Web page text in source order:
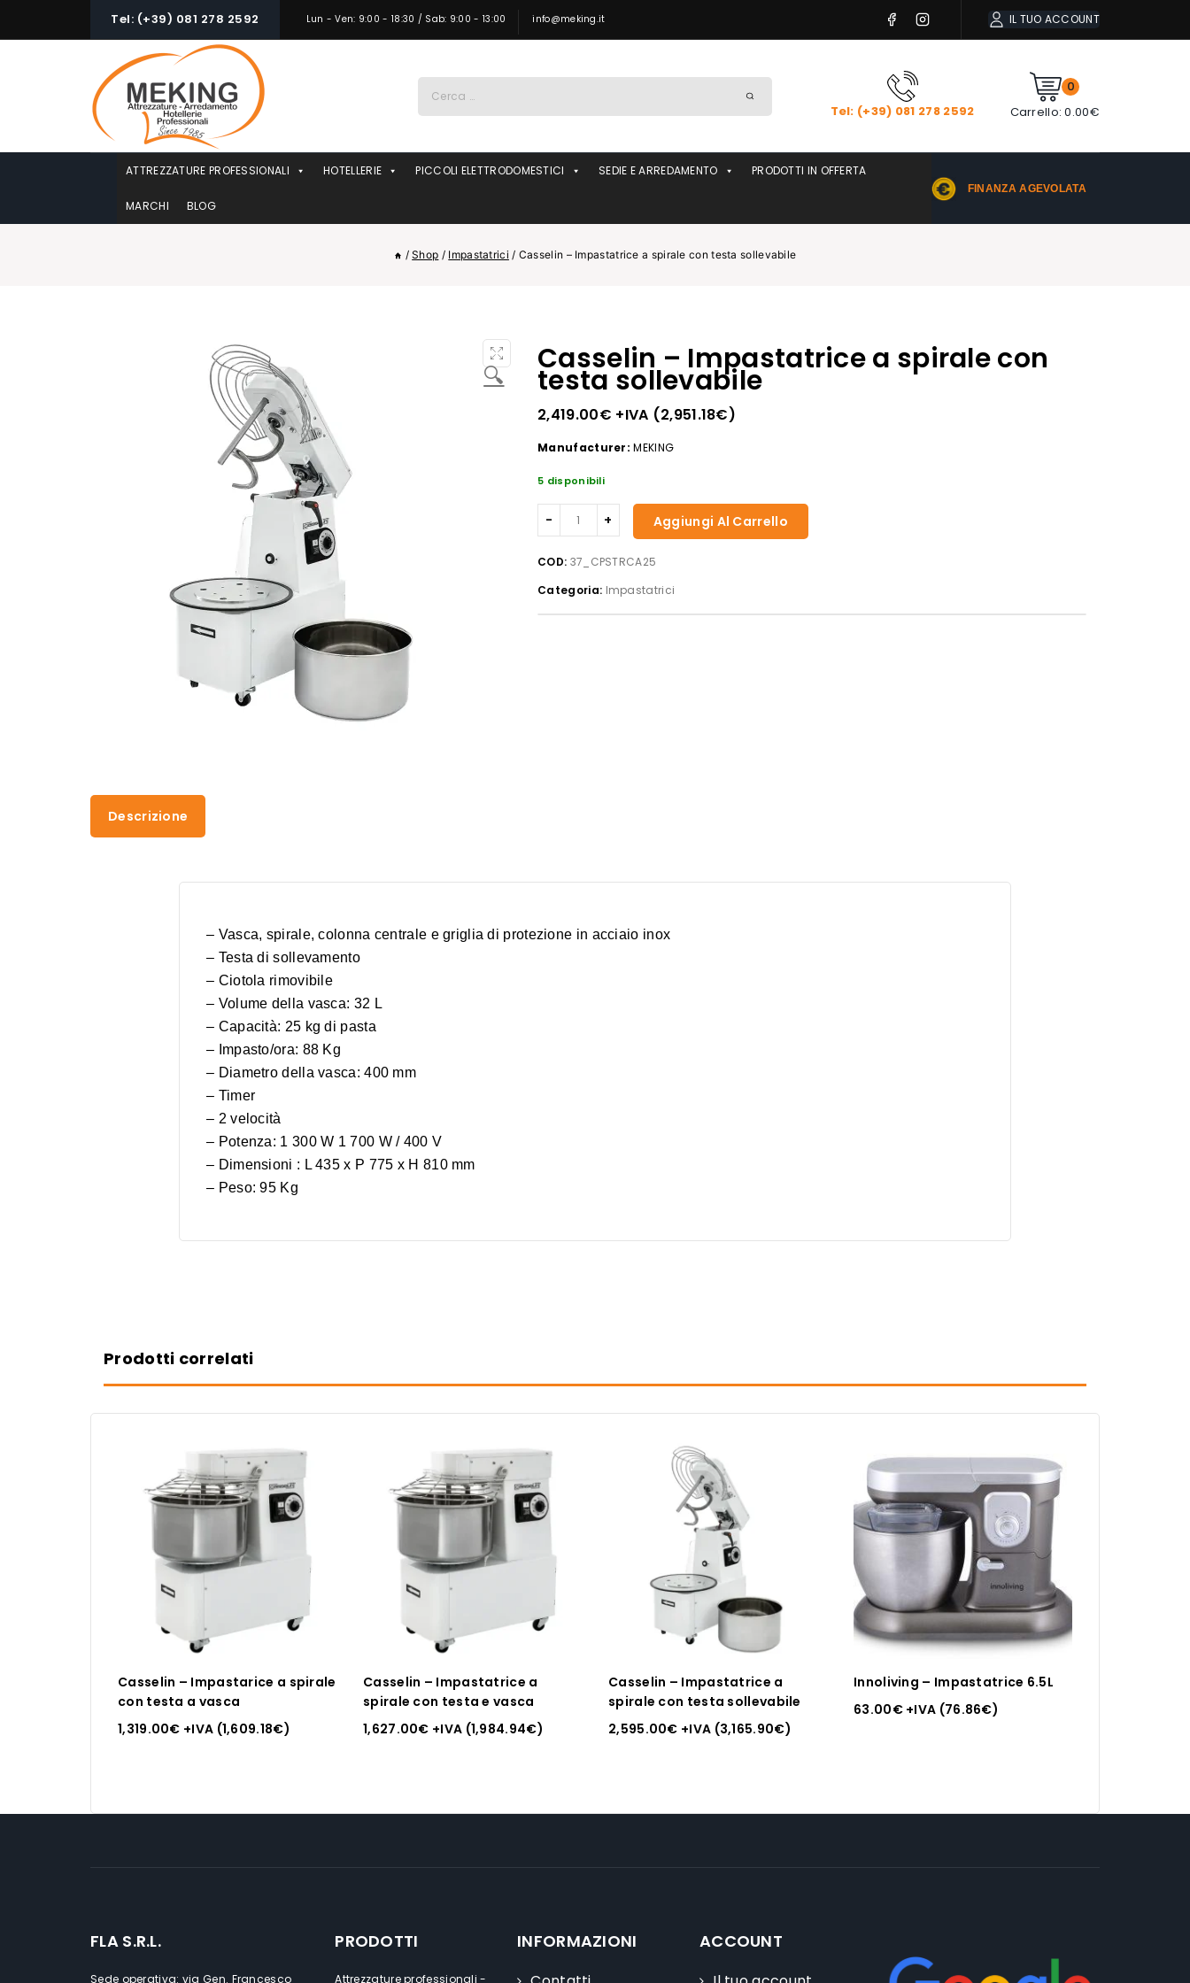
Tel: (+39) 081 278 2592 Lun - Ven: 9:00 - 18:30 / Sab: 9:00 - 13:00 info@meking.it IL TUO ACCOUNT
per:
Tel: (+39) 081 278 2592
0
Carrello: 0.00€
ATTREZZATURE PROFESSIONALI HOTELLERIE PICCOLI ELETTRODOMESTICI SEDIE E ARREDAMENTO PRODOTTI IN OFFERTA
MARCHI BLOG
FINANZA AGEVOLATA
/ Shop / Impastatrici / Casselin – Impastatrice a spirale con testa sollevabile
🔍 Casselin – Impastatrice a spirale con
testa sollevabile
2,419.00€ +IVA (2,951.18€)
Manufacturer: MEKING
5 disponibili
Casselin
-
spirale
con
Aggiungi Al Carrello
COD: 37_CPSTRCA25
Categoria: Impastatrici
Descrizione
– Vasca, spirale, colonna centrale e griglia di protezione in acciaio inox
– Testa di sollevamento
– Ciotola rimovibile
– Volume della vasca: 32 L
– Capacità: 25 kg di pasta
– Impasto/ora: 88 Kg
– Diametro della vasca: 400 mm
– Timer
– 2 velocità
– Potenza: 1 300 W 1 700 W / 400 V
– Dimensioni : L 435 x P 775 x H 810 mm
– Peso: 95 Kg
Prodotti correlati
Casselin – Impastarice a spirale
con testa a vasca
1,319.00€ +IVA (1,609.18€)
Casselin – Impastatrice a
spirale con testa e vasca
1,627.00€ +IVA (1,984.94€)
Casselin – Impastatrice a
spirale con testa sollevabile
2,595.00€ +IVA (3,165.90€)
Innoliving – Impastatrice 6.5L
63.00€+IVA (76.86€)
FLA S.R.L.
Sede operativa: via Gen. Francesco
PRODOTTI
Attrezzature professionali -
INFORMAZIONI ACCOUNT